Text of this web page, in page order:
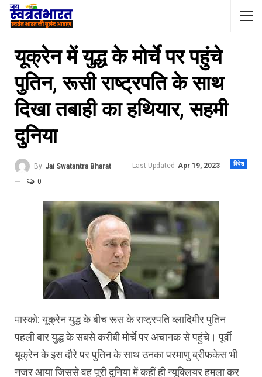
यूक्रेन में युद्ध के मोर्चे पर पहुंचे
पुतिन, रूसी राष्‍ट्रपति के साथ
दिखा तबाही का हथियार, सहमी
दुनिया
विदेश
By Jai Swatantra Bharat Last Updated Apr 19, 2023
0
मास्‍को: यूक्रेन युद्ध के बीच रूस के राष्‍ट्रपति व्‍लादिमीर पुतिन
पहली बार युद्ध के सबसे करीबी मोर्चे पर अचानक से पहुंचे। पूर्वी
यूक्रेन के इस दौरे पर पुतिन के साथ उनका परमाणु ब्रीफकेस भी
नजर आया जिससे वह पूरी दुनिया में कहीं ही न्‍यूक्लियर हमला कर